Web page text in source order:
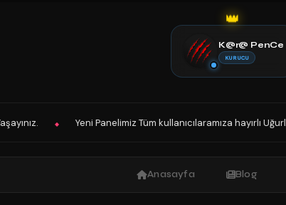
👑
K@r@ PenCe
KURUCU
Yeni Panelimiz Tüm kullanıcılaramıza hayırlı Uğurlu olsun.
Anasayfa Blog